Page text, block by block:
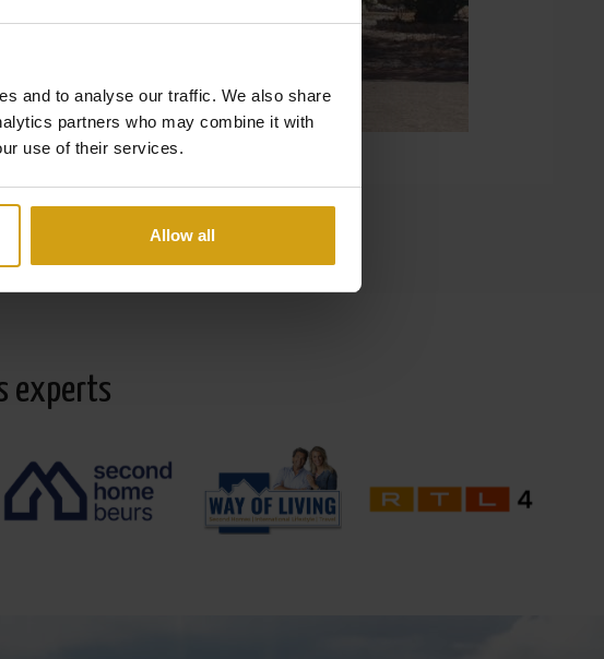
and to analyse our traffic. We also share
partners who may combine it with
use of their services.
Allow all
experts